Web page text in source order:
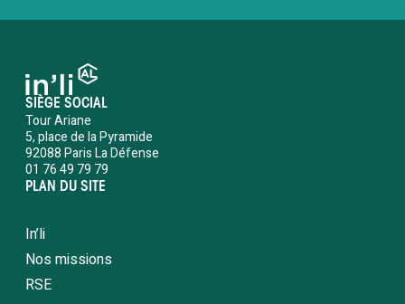
SIÈGE SOCIAL
Tour Ariane
5, place de la Pyramide
92088 Paris La Défense
01 76 49 79 79
PLAN DU SITE
In’li
Nos missions
RSE